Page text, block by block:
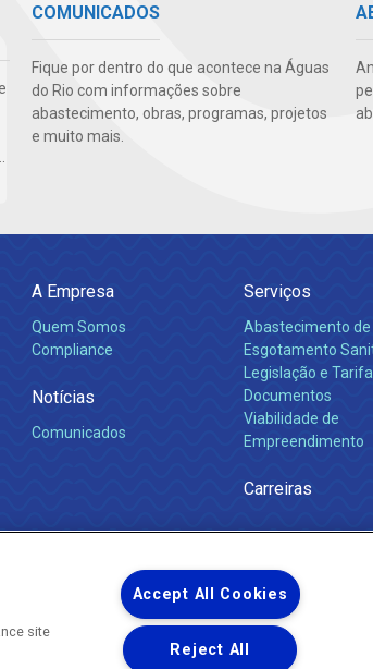
COMUNICADOS
Fique por dentro do que acontece na Águas
do Rio com informações sobre
abastecimento, obras, programas, projetos
e muito mais.
A Empresa
Quem Somos
Compliance
Notícias
Comunicados
Serviços
Abastecimento de
Esgotamento
Legislação e
Documentos
Viabilidade de
Empreendimento
Carreiras
e Saneamento do Estado do Rio de Janeiro
ouvidoria.agenersa@gmail.com http://
site
Accept All Cookies
Reject All